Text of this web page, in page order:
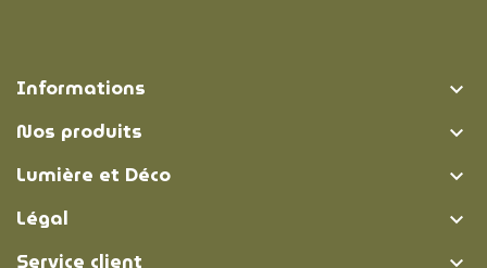
Informations 
Nos produits 
Lumière et Déco 
Légal 
Service client